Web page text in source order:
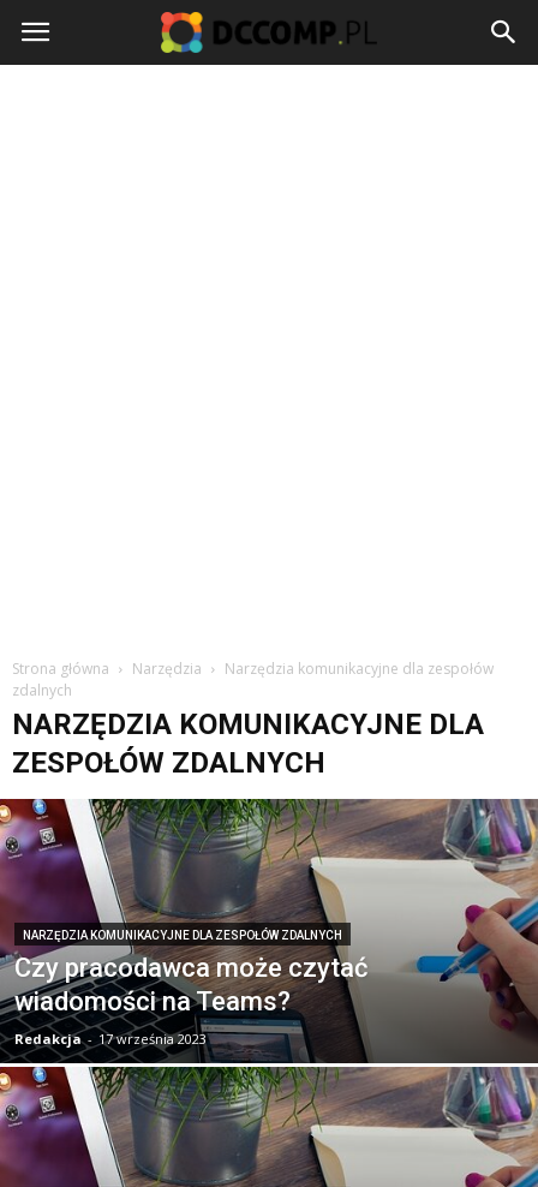
Strona główna Narzędzia
Narzędzia komunikacyjne dla zespołów
zdalnych
NARZĘDZIA KOMUNIKACYJNE DLA
ZESPOŁÓW ZDALNYCH
NARZĘDZIA KOMUNIKACYJNE DLA ZESPOŁÓW ZDALNYCH
Czy pracodawca może czytać
wiadomości na Teams?
Redakcja - 17 września 2023